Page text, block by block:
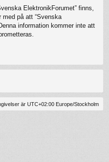
ElektronikForumet” finns,
på att “Svenska
information kommer inte att
är UTC+02:00 Europe/Stockholm